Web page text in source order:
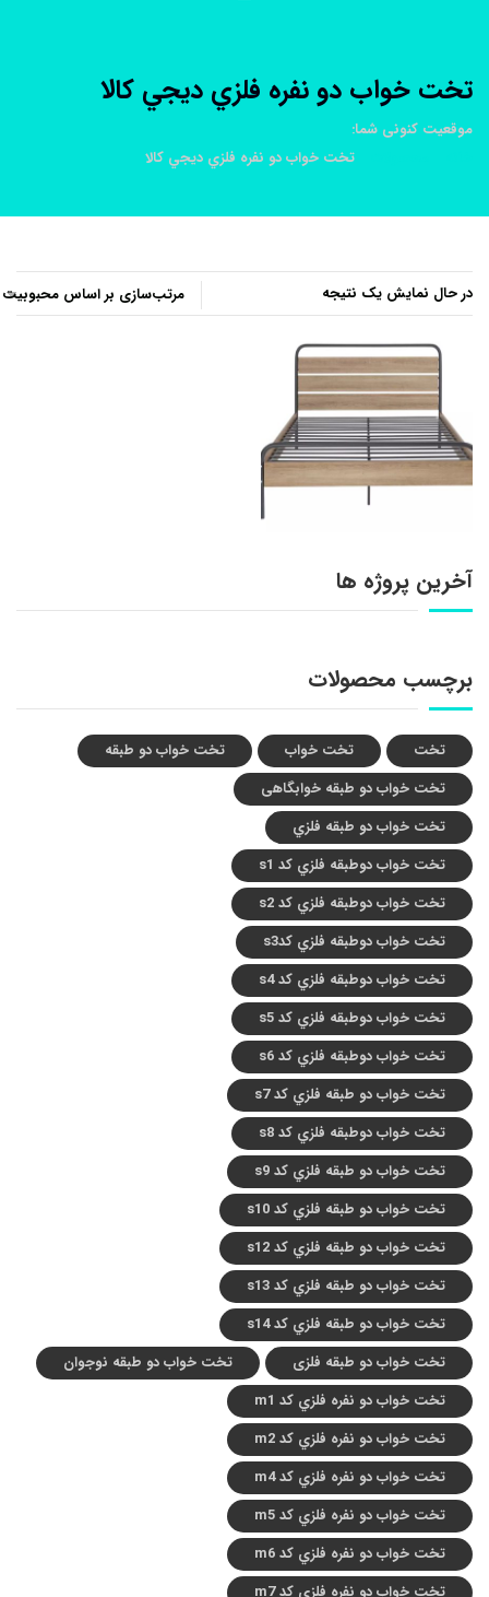
تخت خواب دو نفره فلزي ديجي کالا
موقعیت کنونی شما:
تخت خواب دو نفره فلزي ديجي کالا
در حال نمایش یک نتیجه
آخرین پروژه ها
برچسب محصولات
تخت تخت خواب
تخت خواب دو طبقه
تخت خواب دو طبقه خوابگاهی
تخت خواب دو طبقه فلزي
تخت خواب دوطبقه فلزي کد s1
تخت خواب دوطبقه فلزي کد s2
تخت خواب دوطبقه فلزي کدs3
تخت خواب دوطبقه فلزي کد s4
تخت خواب دوطبقه فلزي کد s5
تخت خواب دوطبقه فلزي کد s6
تخت خواب دو طبقه فلزي کد s7
تخت خواب دوطبقه فلزي کد s8
تخت خواب دو طبقه فلزي کد s9
تخت خواب دو طبقه فلزي کد s10
تخت خواب دو طبقه فلزي کد s12
تخت خواب دو طبقه فلزي کد s13
تخت خواب دو طبقه فلزي کد s14
تخت خواب دو طبقه فلزی
تخت خواب دو طبقه نوجوان
تخت خواب دو نفره فلزي کد m1
تخت خواب دو نفره فلزي کد m2
تخت خواب دو نفره فلزي کد m4
تخت خواب دو نفره فلزي کد m5
تخت خواب دو نفره فلزي کد m6